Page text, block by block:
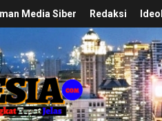
Media Siber Redaksi